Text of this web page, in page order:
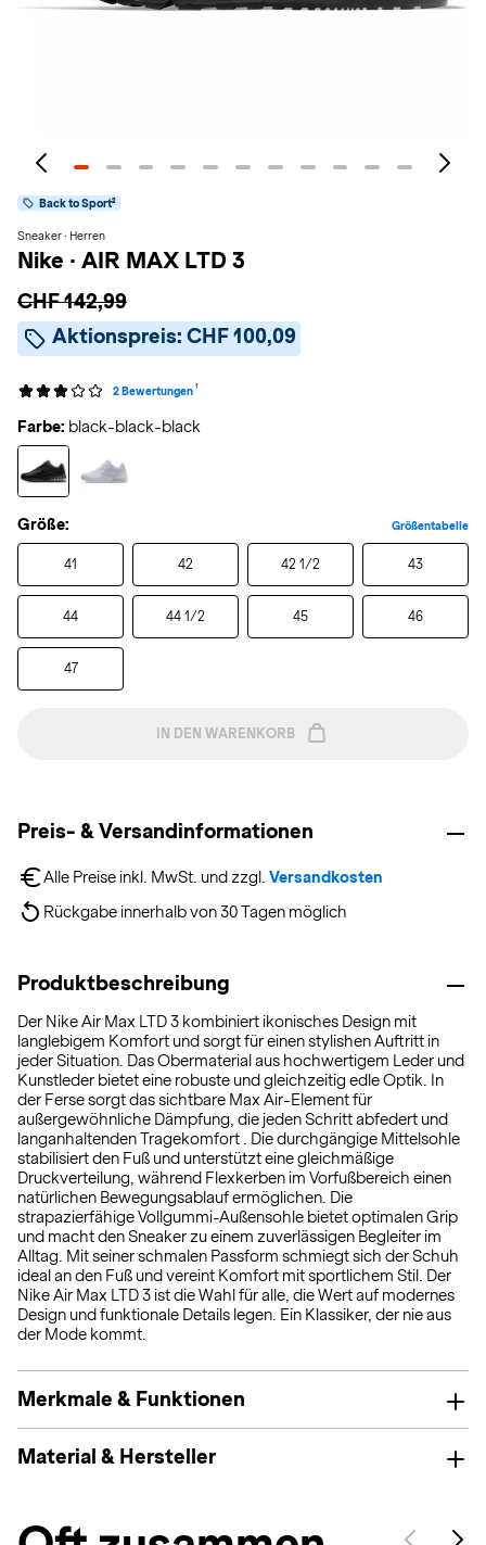
Back to Sport²
Sneaker · Herren
Nike · AIR MAX LTD 3
CHF 142,99
Aktionspreis: CHF 100,09
2 Bewertungen 1
Farbe: black-black-black
Größe: Größentabelle
41 42 42 1/2 43
44 44 1/2 45 46
47
IN DEN WARENKORB
Preis- & Versandinformationen
Alle Preise inkl. MwSt. und zzgl. Versandkosten
Rückgabe innerhalb von 30 Tagen möglich
Produktbeschreibung
Der Nike Air Max LTD 3 kombiniert ikonisches Design mit
langlebigem Komfort und sorgt für einen stylishen Auftritt in
jeder Situation. Das Obermaterial aus hochwertigem Leder und
Kunstleder bietet eine robuste und gleichzeitig edle Optik. In
der Ferse sorgt das sichtbare Max Air-Element für
außergewöhnliche Dämpfung, die jeden Schritt abfedert und
langanhaltenden Tragekomfort . Die durchgängige Mittelsohle
stabilisiert den Fuß und unterstützt eine gleichmäßige
Druckverteilung, während Flexkerben im Vorfußbereich einen
natürlichen Bewegungsablauf ermöglichen. Die
strapazierfähige Vollgummi-Außensohle bietet optimalen Grip
und macht den Sneaker zu einem zuverlässigen Begleiter im
Alltag. Mit seiner schmalen Passform schmiegt sich der Schuh
ideal an den Fuß und vereint Komfort mit sportlichem Stil. Der
Nike Air Max LTD 3 ist die Wahl für alle, die Wert auf modernes
Design und funktionale Details legen. Ein Klassiker, der nie aus
der Mode kommt.
Merkmale & Funktionen
Material & Hersteller